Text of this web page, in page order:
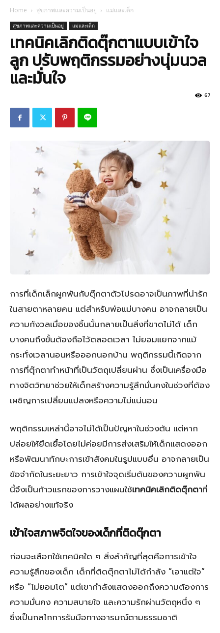
Home สุขภาพและความเป็นอยู่ แม่และเด็ก
สุขภาพและความเป็นอยู่ แม่และเด็ก
เทคนิคเลิกติดตุ๊กตาแบบเข้าใจ
ลูก ปรับพฤติกรรมอย่างนุ่มนวล
และมั่นใจ
67
การที่เด็กเล็กผูกพันกับตุ๊กตาตัวโปรดอาจเป็นภาพที่น่ารัก
ในสายตาหลายคน แต่สำหรับพ่อแม่บางคน อาจกลายเป็น
ความกังวลเมื่อของชิ้นนั้นกลายเป็นสิ่งที่ขาดไม่ได้ เด็ก
บางคนถึงขั้นต้องถือไว้ตลอดเวลา ไม่ยอมแยกจากแม้
กระทั่งเวลานอนหรือออกนอกบ้าน พฤติกรรมนี้เกิดจาก
การที่ตุ๊กตาทำหน้าที่เป็นวัตถุเปลี่ยนผ่าน ซึ่งเป็นเครื่องมือ
ทางจิตวิทยาช่วยให้เด็กสร้างความรู้สึกมั่นคงในช่วงที่ต้อง
เผชิญการเปลี่ยนแปลงหรือความไม่แน่นอน
พฤติกรรมเหล่านี้อาจไม่ได้เป็นปัญหาในช่วงต้น แต่หาก
ปล่อยให้ยืดเยื้อโดยไม่ค่อยมีการส่งเสริมให้เด็กแสดงออก
หรือพัฒนาทักษะการเข้าสังคมในรูปแบบอื่น อาจกลายเป็น
ข้อจำกัดในระยะยาว การเข้าใจจุดเริ่มต้นของความผูกพัน
นี้จึงเป็นก้าวแรกของการวางแผนใช้เทคนิคเลิกติดตุ๊กตาที่
ได้ผลอย่างแท้จริง
เข้าใจสภาพจิตใจของเด็กที่ติดตุ๊กตา
ก่อนจะเลือกใช้เทคนิคใด ๆ สิ่งสำคัญที่สุดคือการเข้าใจ
ความรู้สึกของเด็ก เด็กที่ติดตุ๊กตาไม่ได้กำลัง “เอาแต่ใจ”
หรือ “ไม่ยอมโต” แต่เขากำลังแสดงออกถึงความต้องการ
ความมั่นคง ความสบายใจ และความรักผ่านวัตถุหนึ่ง ๆ
ซึ่งเป็นกลไกการรับมือทางอารมณ์ตามธรรมชาติ